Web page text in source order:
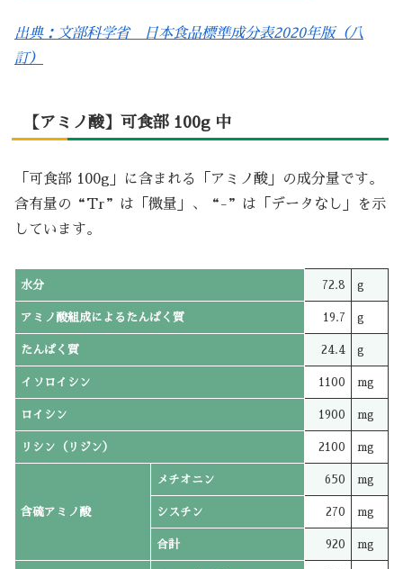
出典：文部科学省 日本食品標準成分表2020年版（八
訂）
【アミノ酸】可食部 100g 中
「可食部 100g」に含まれる「アミノ酸」の成分量です。
含有量の“Tr”は「微量」、“-”は「データなし」を示
しています。
水分 72.8 g
アミノ酸組成によるたんぱく質 19.7 g
たんぱく質 24.4 g
イソロイシン 1100 mg
ロイシン 1900 mg
リシン（リジン） 2100 mg
含硫アミノ酸
メチオニン 650 mg
シスチン 270 mg
合計 920 mg